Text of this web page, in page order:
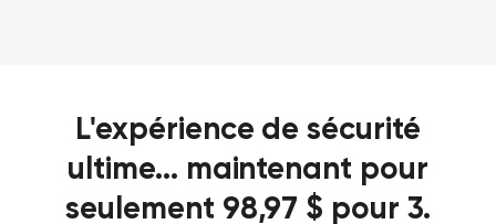
L'expérience de sécurité
ultime... maintenant pour
seulement 98,97 $ pour 3.